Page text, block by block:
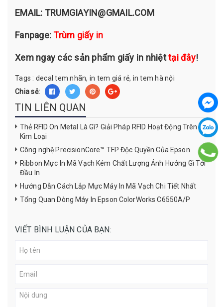
EMAIL: TRUMGIAYIN@GMAIL.COM
Fanpage:Trùm giấy in
Xem ngay các sản phẩm giấy in nhiệttại đây!
Tags : decal tem nhãn, in tem giá rẻ, in tem hà nội
Chia sẻ:
TIN LIÊN QUAN
Thẻ RFID On Metal Là Gì? Giải Pháp RFID Hoạt Động Trên
Kim Loại
Công nghệ PrecisionCore™ TFP Độc Quyền Của Epson
Ribbon Mực In Mã Vạch Kém Chất Lượng Ảnh Hưởng Gì Tới
Đầu In
Hướng Dẫn Cách Lắp Mực Máy In Mã Vạch Chi Tiết Nhất
Tổng Quan Dòng Máy In Epson ColorWorks C6550A/P
VIẾT BÌNH LUẬN CỦA BẠN: